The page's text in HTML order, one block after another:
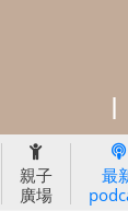
小太陽親子館
2345 (週一～週
親子
廣場
最